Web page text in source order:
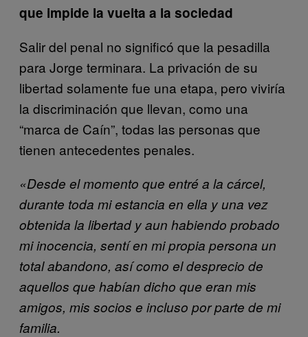
que impide la vuelta a la sociedad
Salir del penal no significó que la pesadilla
para Jorge terminara. La privación de su
libertad solamente fue una etapa, pero viviría
la discriminación que llevan, como una
“marca de Caín”, todas las personas que
tienen antecedentes penales.
«Desde el momento que entré a la cárcel,
durante toda mi estancia en ella y una vez
obtenida la libertad y aun habiendo probado
mi inocencia, sentí en mi propia persona un
total abandono, así como el desprecio de
aquellos que habían dicho que eran mis
amigos, mis socios e incluso por parte de mi
familia.